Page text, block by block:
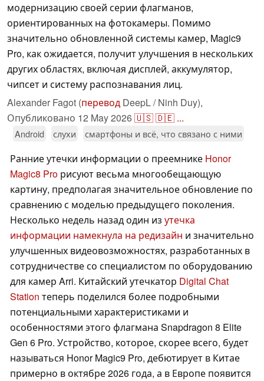
модернизацию своей серии флагманов,
ориентированных на фотокамеры. Помимо
значительно обновленной системы камер, Magic9
Pro, как ожидается, получит улучшения в нескольких
других областях, включая дисплей, аккумулятор,
чипсет и систему распознавания лиц.
Alexander Fagot (перевод DeepL / Ninh Duy),
Опубликовано 12 May 2026🇺🇸🇩🇪 ...
Android слухи смартфоны и всё, что связано с ними
Ранние утечки информации о преемнике Honor
Magic8 Pro рисуют весьма многообещающую
картину, предполагая значительное обновление по
сравнению с моделью предыдущего поколения.
Несколько недель назад один из утечка
информации намекнула на редизайн и значительно
улучшенных видеовозможностях, разработанных в
сотрудничестве со специалистом по оборудованию
для камер Arri. Китайский утечкатор Digital Chat
Station теперь поделился более подробными
потенциальными характеристиками и
особенностями этого флагмана Snapdragon 8 Elite
Gen 6 Pro. Устройство, которое, скорее всего, будет
называться Honor Magic9 Pro, дебютирует в Китае
примерно в октябре 2026 года, а в Европе появится